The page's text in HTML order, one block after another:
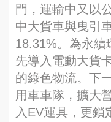
門，運輸中又以
中大貨車與曳引
18.31%。為永續
先導入電動大貨
的綠色物流。下
用車車隊，擴大
入EV運具，更鎖